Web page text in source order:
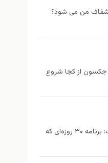
من می شود؟
جکسون از كجا شروع
تمرین در خانه بدون تجهیزات: برنامه ۳۰ روزه‌ای که